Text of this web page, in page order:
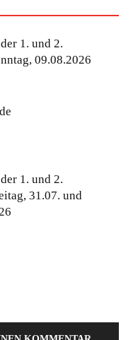
1. und 2.
09.08.2026
1. und 2.
31.07. und